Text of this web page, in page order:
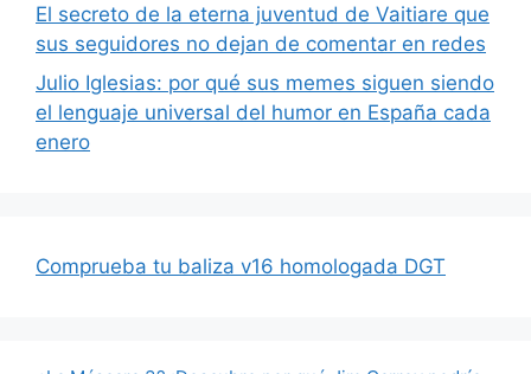
El secreto de la eterna juventud de Vaitiare que
sus seguidores no dejan de comentar en redes
Julio Iglesias: por qué sus memes siguen siendo
el lenguaje universal del humor en España cada
enero
Comprueba tu baliza v16 homologada DGT